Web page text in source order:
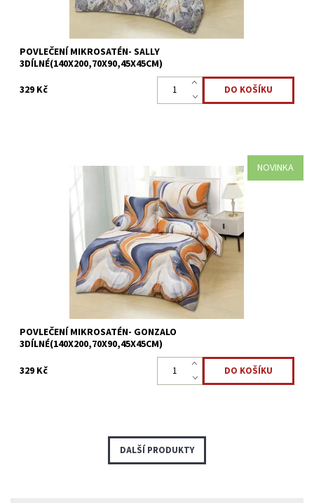
POVLEČENÍ MIKROSATÉN- SALLY
3DÍLNÉ(140X200,70X90,45X45CM)
329 Kč
NOVINKA
Mikrosaténové povlečení GONZALO - 3dílné Přikrývka 140x200cm
*Polštář 70x90cm*Povláček45x45cm Mikrovlákno
je antibakteriální a je nejlepší volbou pro alergiky....
Skladem >5 ks
8595248440685
POVLEČENÍ MIKROSATÉN- GONZALO
3DÍLNÉ(140X200,70X90,45X45CM)
329 Kč
DALŠÍ PRODUKTY